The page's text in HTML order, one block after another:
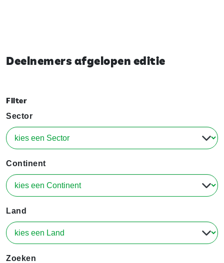
Deelnemers afgelopen editie
Filter
Sector
Continent
Land
Zoeken